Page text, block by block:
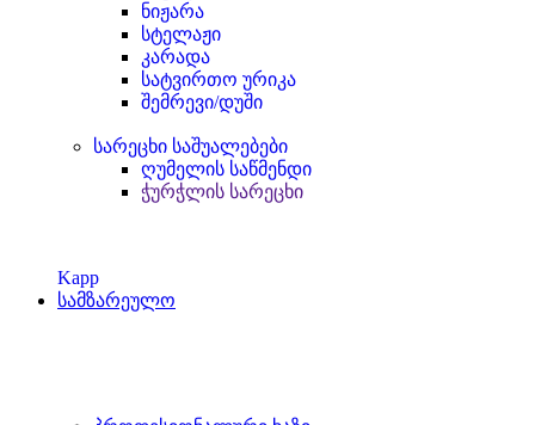
ნიჟარა
სტელაჟი
კარადა
სატვირთო ურიკა
შემრევი/დუში
სარეცხი საშუალებები
ღუმელის საწმენდი
ჭურჭლის სარეცხი
Kapp
სამზარეულო